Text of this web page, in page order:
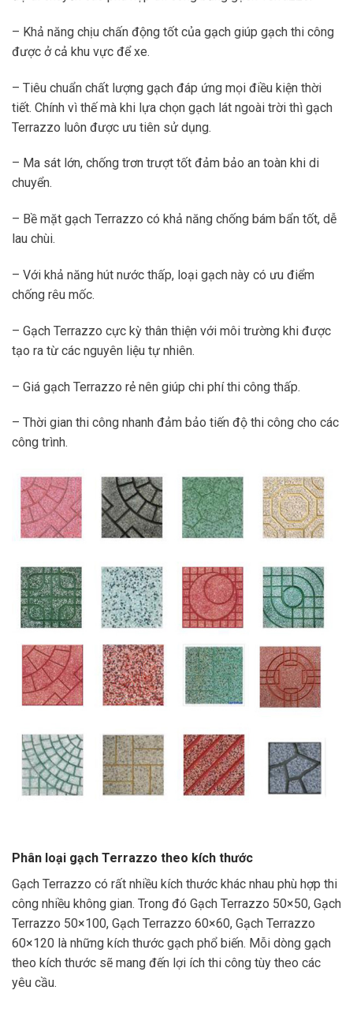
– Khả năng chịu chấn động tốt của gạch giúp gạch thi công
được ở cả khu vực để xe.
– Tiêu chuẩn chất lượng gạch đáp ứng mọi điều kiện thời
tiết. Chính vì thế mà khi lựa chọn gạch lát ngoài trời thì gạch
Terrazzo luôn được ưu tiên sử dụng.
– Ma sát lớn, chống trơn trượt tốt đảm bảo an toàn khi di
chuyển.
– Bề mặt gạch Terrazzo có khả năng chống bám bẩn tốt, dễ
lau chùi.
– Với khả năng hút nước thấp, loại gạch này có ưu điểm
chống rêu mốc.
– Gạch Terrazzo cực kỳ thân thiện với môi trường khi được
tạo ra từ các nguyên liệu tự nhiên.
– Giá gạch Terrazzo rẻ nên giúp chi phí thi công thấp.
– Thời gian thi công nhanh đảm bảo tiến độ thi công cho các
công trình.
Phân loại gạch Terrazzo theo kích thước
Gạch Terrazzo có rất nhiều kích thước khác nhau phù hợp thi
công nhiều không gian. Trong đó Gạch Terrazzo 50×50, Gạch
Terrazzo 50×100, Gạch Terrazzo 60×60, Gạch Terrazzo
60×120 là những kích thước gạch phổ biến. Mỗi dòng gạch
theo kích thước sẽ mang đến lợi ích thi công tùy theo các
yêu cầu.